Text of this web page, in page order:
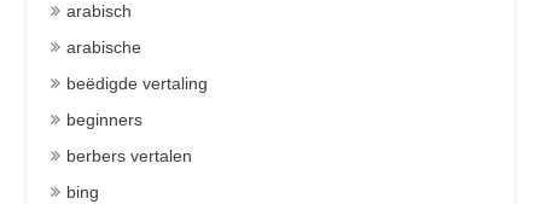
arabisch
arabische
beëdigde vertaling
beginners
berbers vertalen
bing